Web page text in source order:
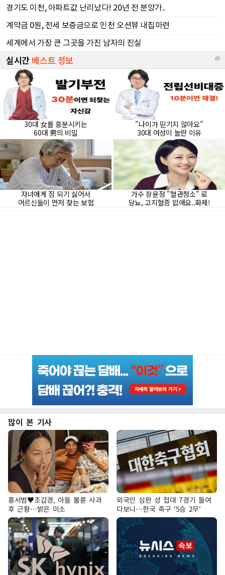
많이 본 기사
홍서범♥조갑경, 아들 불륜 사과
후 근황…밝은 미소
외국인 심판 성 접대 7경기 들여
다보니…한국 축구 '5승 2무'